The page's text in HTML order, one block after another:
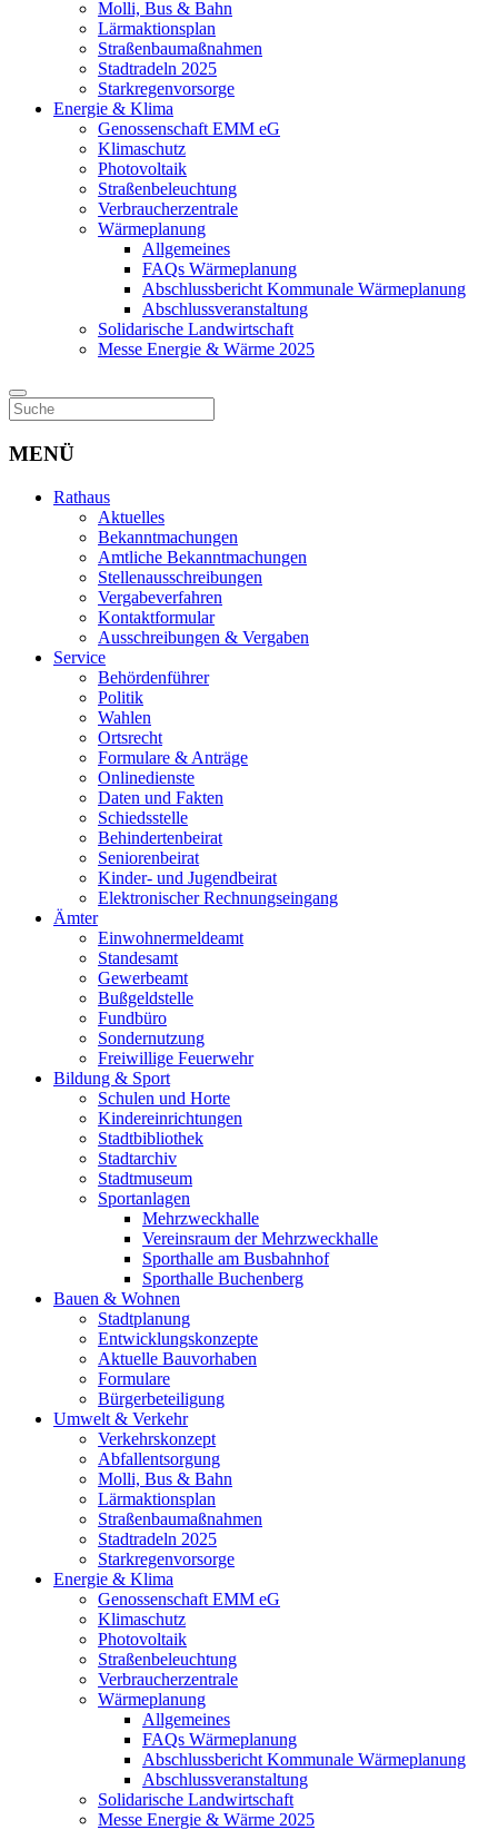
Molli, Bus & Bahn
Lärmaktionsplan
Straßenbaumaßnahmen
Stadtradeln 2025
Starkregenvorsorge
Energie & Klima
Genossenschaft EMM eG
Klimaschutz
Photovoltaik
Straßenbeleuchtung
Verbraucherzentrale
Wärmeplanung
Allgemeines
FAQs Wärmeplanung
Abschlussbericht Kommunale Wärmeplanung
Abschlussveranstaltung
Solidarische Landwirtschaft
Messe Energie & Wärme 2025
MENÜ
Rathaus
Aktuelles
Bekanntmachungen
Amtliche Bekanntmachungen
Stellenausschreibungen
Vergabeverfahren
Kontaktformular
Ausschreibungen & Vergaben
Service
Behördenführer
Politik
Wahlen
Ortsrecht
Formulare & Anträge
Onlinedienste
Daten und Fakten
Schiedsstelle
Behindertenbeirat
Seniorenbeirat
Kinder- und Jugendbeirat
Elektronischer Rechnungseingang
Ämter
Einwohnermeldeamt
Standesamt
Gewerbeamt
Bußgeldstelle
Fundbüro
Sondernutzung
Freiwillige Feuerwehr
Bildung & Sport
Schulen und Horte
Kindereinrichtungen
Stadtbibliothek
Stadtarchiv
Stadtmuseum
Sportanlagen
Mehrzweckhalle
Vereinsraum der Mehrzweckhalle
Sporthalle am Busbahnhof
Sporthalle Buchenberg
Bauen & Wohnen
Stadtplanung
Entwicklungskonzepte
Aktuelle Bauvorhaben
Formulare
Bürgerbeteiligung
Umwelt & Verkehr
Verkehrskonzept
Abfallentsorgung
Molli, Bus & Bahn
Lärmaktionsplan
Straßenbaumaßnahmen
Stadtradeln 2025
Starkregenvorsorge
Energie & Klima
Genossenschaft EMM eG
Klimaschutz
Photovoltaik
Straßenbeleuchtung
Verbraucherzentrale
Wärmeplanung
Allgemeines
FAQs Wärmeplanung
Abschlussbericht Kommunale Wärmeplanung
Abschlussveranstaltung
Solidarische Landwirtschaft
Messe Energie & Wärme 2025